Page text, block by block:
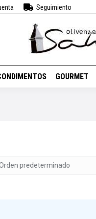
Seguimiento
GOURMET
VINOS ACEITES Y